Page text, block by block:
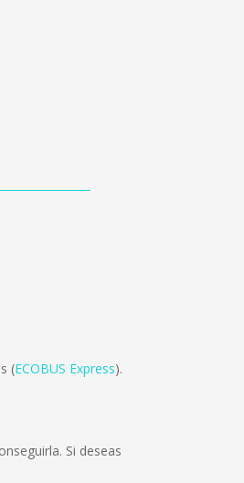
(ECOBUS Express).
Si deseas